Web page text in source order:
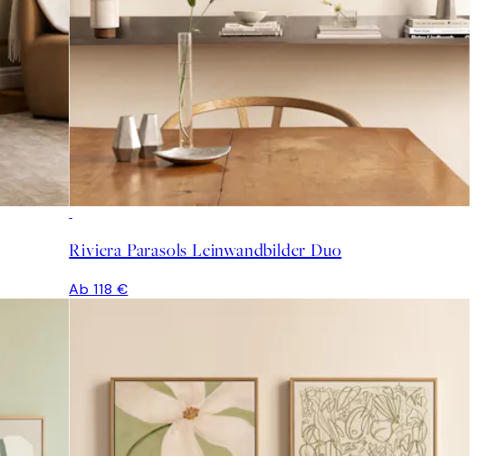
Riviera Parasols Leinwandbilder Duo
Ab 118 €